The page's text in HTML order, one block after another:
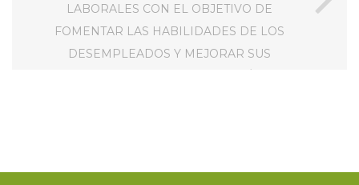
LABORALES CON EL OBJETIVO DE
FOMENTAR LAS HABILIDADES DE LOS
DESEMPLEADOS Y MEJORAR SUS